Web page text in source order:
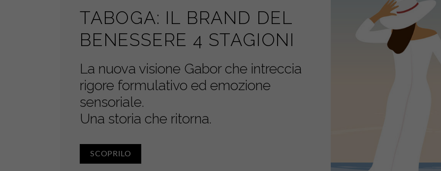
TABOGA: IL BRAND DEL
BENESSERE 4 STAGIONI
La nuova visione Gabor che intreccia
rigore formulativo ed emozione
sensoriale.
Una storia che ritorna.
SCOPRILO